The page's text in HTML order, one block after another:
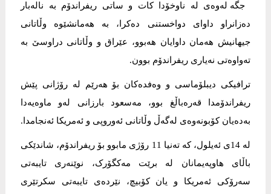
جگە لەوەى لە ناوخۆدا کات و ساتى ریفراندۆم بە نالەبار
دەزانراو داواى دواخستنى دەکرا، بە هەمانشێوە وڵاتانى
جیهانیش هەمان داوایان هەبوو، عێراق و وڵاتانى دراوسێ بە
تەواوەتى نەیارى ریفراندۆم بوون.
ترافیکى دیبلۆماسى و وەفدەکان بۆ هەرێم لە رۆژانى پێش
ریفراندۆمدا قەرەباڵغ بوو، مەسعود بارزانی له‌و ماوه‌یه‌دا
به‌ده‌یان کۆبونه‌وه‌ی له‌گه‌ڵ وڵاتانی ئه‌وروپی و ئه‌مریکا ئه‌نجامدا.
له‌ 14ی ئه‌یلول، که‌ ته‌نیا 11 رۆژی مابوو بۆ ریفراندۆم، شاندێکی
باڵای هاوپەیمانان له‌ برێت مەکگۆرک، نوێنەری تایبەتی
سەرۆکی ئەمریکا و یان کۆبیچ، نێردەی تایبەتی سکرتێری